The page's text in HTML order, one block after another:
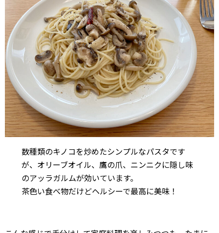
数種類のキノコを炒めたシンプルなパスタです
が、オリーブオイル、鷹の爪、ニンニクに隠し味
のアッラガルムが効いています。
茶色い食べ物だけどヘルシーで最高に美味！